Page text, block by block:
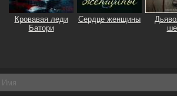
Кровавая леди
Батори
Сердце женщины